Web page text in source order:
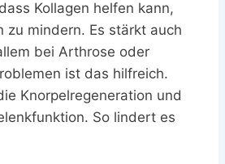
Kollagen helfen kann,
zu mindern. Es stärkt auch
bei Arthrose oder
ist das hilfreich.
Knorpelregeneration und
So lindert es